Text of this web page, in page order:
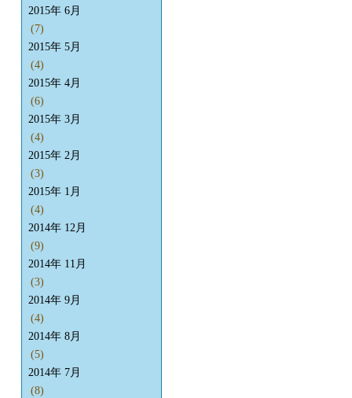
2015年 6月
(7)
2015年 5月
(4)
2015年 4月
(6)
2015年 3月
(4)
2015年 2月
(3)
2015年 1月
(4)
2014年 12月
(9)
2014年 11月
(3)
2014年 9月
(4)
2014年 8月
(5)
2014年 7月
(8)